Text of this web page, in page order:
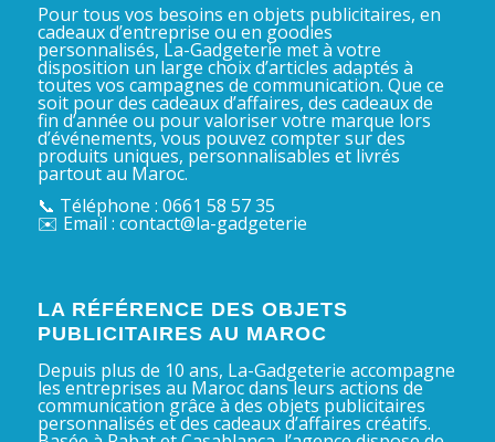
Pour tous vos besoins en objets publicitaires, en
cadeaux d’entreprise ou en goodies
personnalisés, La-Gadgeterie met à votre
disposition un large choix d’articles adaptés à
toutes vos campagnes de communication. Que ce
soit pour des cadeaux d’affaires, des cadeaux de
fin d’année ou pour valoriser votre marque lors
d’événements, vous pouvez compter sur des
produits uniques, personnalisables et livrés
partout au Maroc.
📞 Téléphone : 0661 58 57 35
✉️ Email : contact@la-gadgeterie
LA RÉFÉRENCE DES OBJETS
PUBLICITAIRES AU MAROC
Depuis plus de 10 ans, La-Gadgeterie accompagne
les entreprises au Maroc dans leurs actions de
communication grâce à des objets publicitaires
personnalisés et des cadeaux d’affaires créatifs.